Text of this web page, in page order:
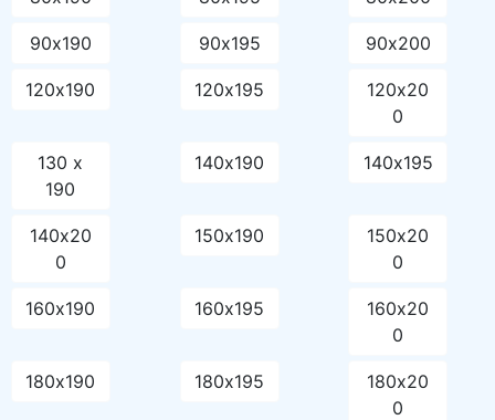
90х190 90х195 90х200
120х190 120х195
120х20
0
130 x
190
140х190 140х195
140х20
0
150х190
150х20
0
160х190 160х195
160х20
0
180х190 180х195
180х20
0